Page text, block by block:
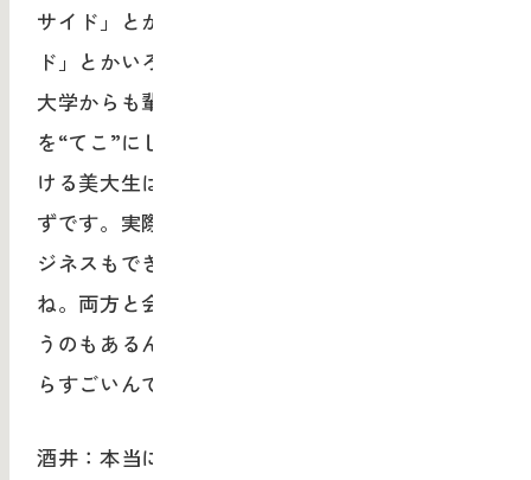
サイド」とか、「デザイン寄りのビジネスサイ
ド」とかいろいろな人がいて、美大からも一般
大学からも輩出されると思うのですが、絵の力
を“てこ”にしながらビジネスにブリッジしてい
ける美大生は、今後すごく重要視されていくは
ずです。実際に今、「デザインがベースで、ビ
ジネスもできる人」が活躍しているんですよ
ね。両方と会話ができるから重宝がられるとい
うのもあるんですけど、やっぱり絵が描けるか
らすごいんですよ。
酒井：本当にどこの会社も求めていますよね。